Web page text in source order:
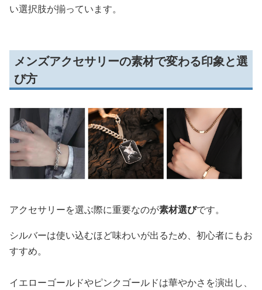
い選択肢が揃っています。
メンズアクセサリーの素材で変わる印象と選
び方
アクセサリーを選ぶ際に重要なのが素材選びです。
シルバーは使い込むほど味わいが出るため、初心者にもお
すすめ。
イエローゴールドやピンクゴールドは華やかさを演出し、